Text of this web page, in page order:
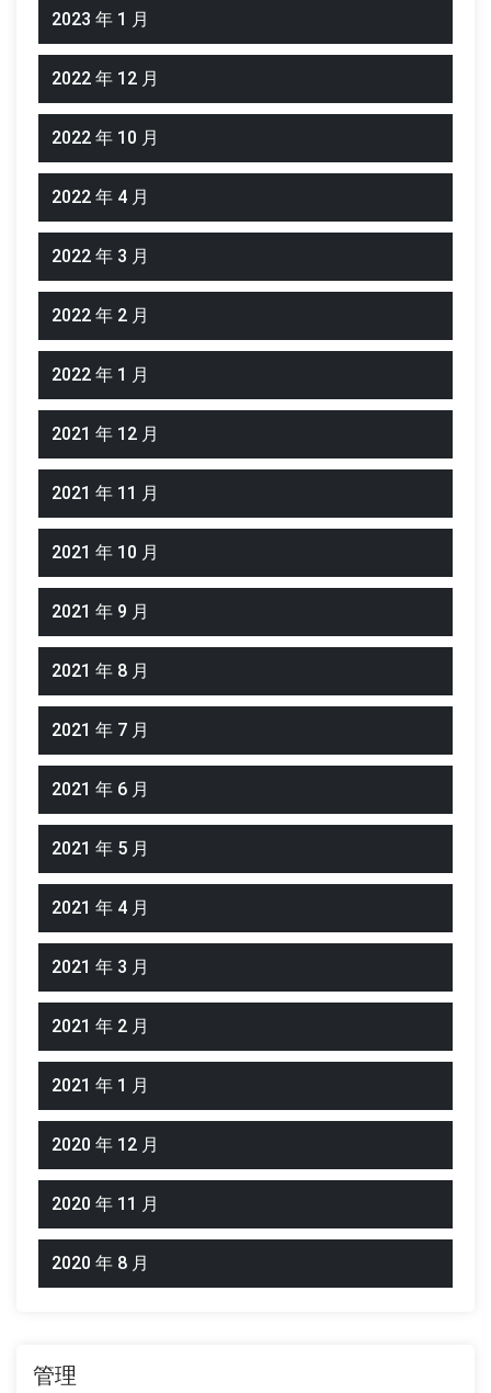
2023 年 1 月
2022 年 12 月
2022 年 10 月
2022 年 4 月
2022 年 3 月
2022 年 2 月
2022 年 1 月
2021 年 12 月
2021 年 11 月
2021 年 10 月
2021 年 9 月
2021 年 8 月
2021 年 7 月
2021 年 6 月
2021 年 5 月
2021 年 4 月
2021 年 3 月
2021 年 2 月
2021 年 1 月
2020 年 12 月
2020 年 11 月
2020 年 8 月
管理